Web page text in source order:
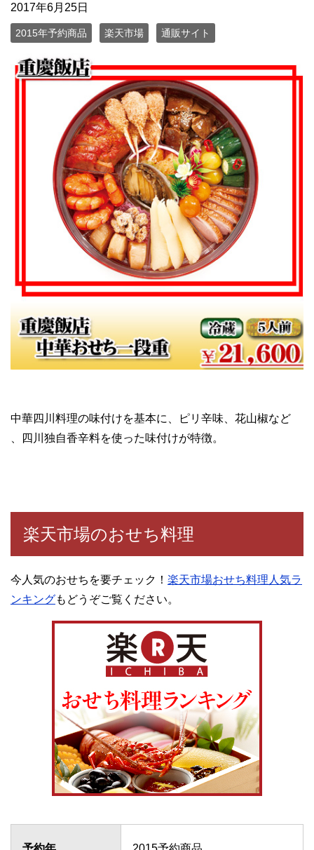
2017年6月25日
2015年予約商品 楽天市場 通販サイト
中華四川料理の味付けを基本に、ピリ辛味、花山椒など
、四川独自香辛料を使った味付けが特徴。
楽天市場のおせち料理
今人気のおせちを要チェック！ 楽天市場おせち料理人気ラ
ンキングもどうぞご覧ください。